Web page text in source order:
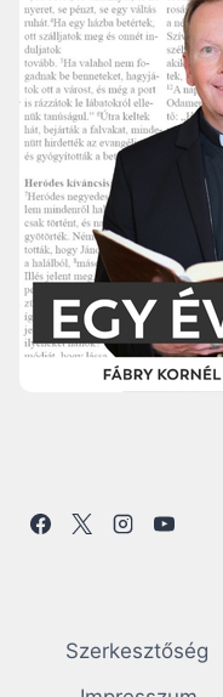
Szerkesztőség